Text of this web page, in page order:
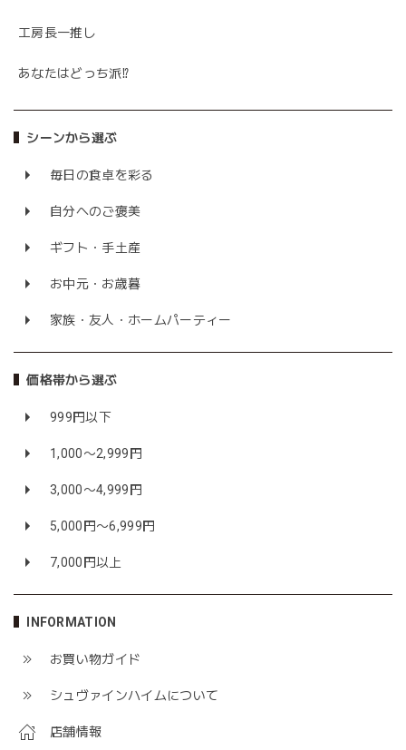
工房長一推し
あなたはどっち派⁉
シーンから選ぶ
毎日の食卓を彩る
自分へのご褒美
ギフト・手土産
お中元・お歳暮
家族・友人・ホームパーティー
価格帯から選ぶ
999円以下
1,000〜2,999円
3,000〜4,999円
5,000円〜6,999円
7,000円以上
INFORMATION
お買い物ガイド
シュヴァインハイムについて
店舗情報